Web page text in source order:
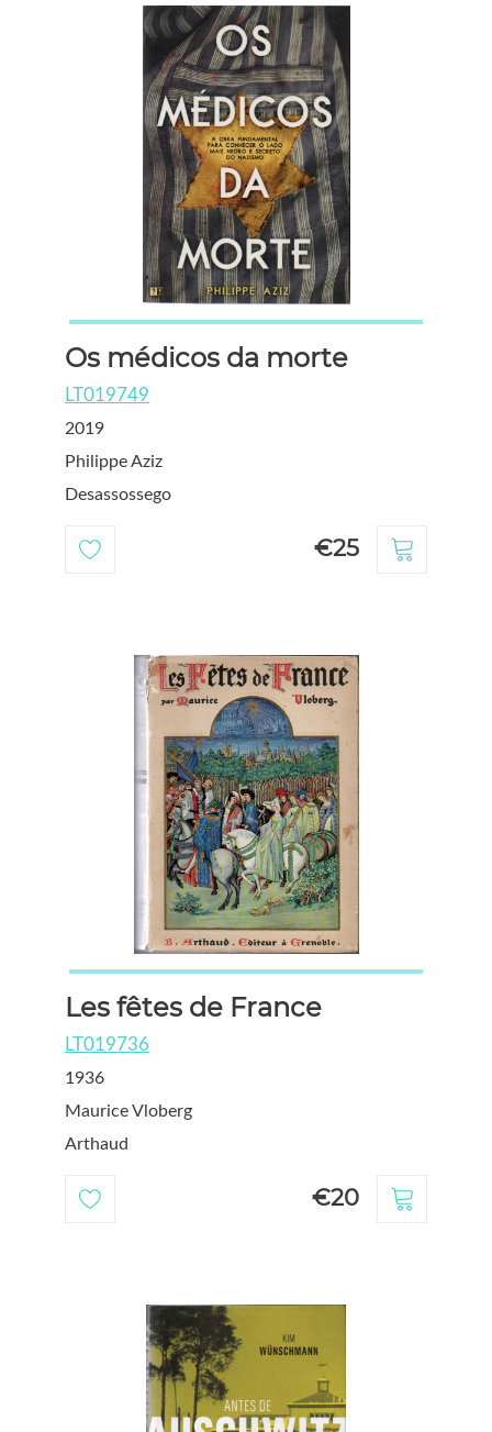
Os médicos da morte
LT019749
2019
Philippe Aziz
Desassossego
€25
Les fêtes de France
LT019736
1936
Maurice Vloberg
Arthaud
€20